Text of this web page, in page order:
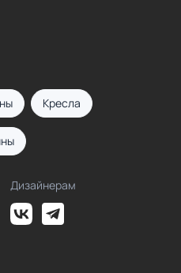
Кресла
Дизайнерам